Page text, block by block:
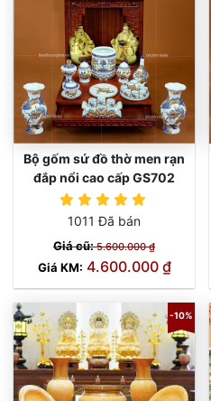
Bộ gốm sứ đồ thờ men rạn
đắp nổi cao cấp GS702
1011 Đã bán
Giá cũ:5.600.000 ₫
Giá KM: 4.600.000 ₫
-10%